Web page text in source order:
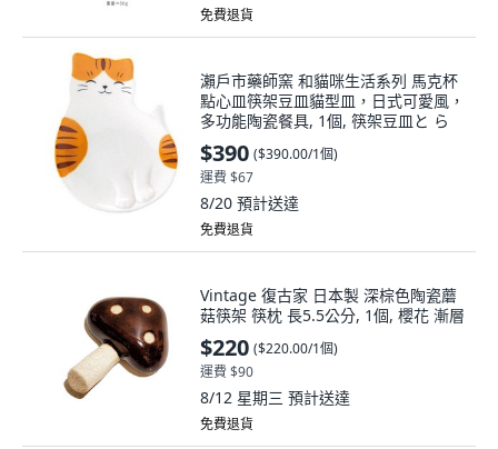
免費退貨
瀨戶市藥師窯 和貓咪生活系列 馬克杯
點心皿筷架豆皿貓型皿，日式可愛風，
多功能陶瓷餐具, 1個, 筷架豆皿と ら
$390 ($390.00/1個)
運費 $67
8/20 預計送達
免費退貨
Vintage 復古家 日本製 深棕色陶瓷蘑
菇筷架 筷枕 長5.5公分, 1個, 櫻花 漸層
$220 ($220.00/1個)
運費 $90
8/12 星期三 預計送達
免費退貨